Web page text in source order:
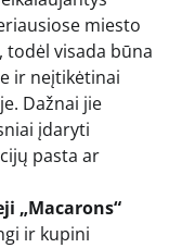
miesto
todėl visada būna
ir neįtikėtinai
Dažnai jie
įdaryti
pasta ar
„Macarons“
ir kupini